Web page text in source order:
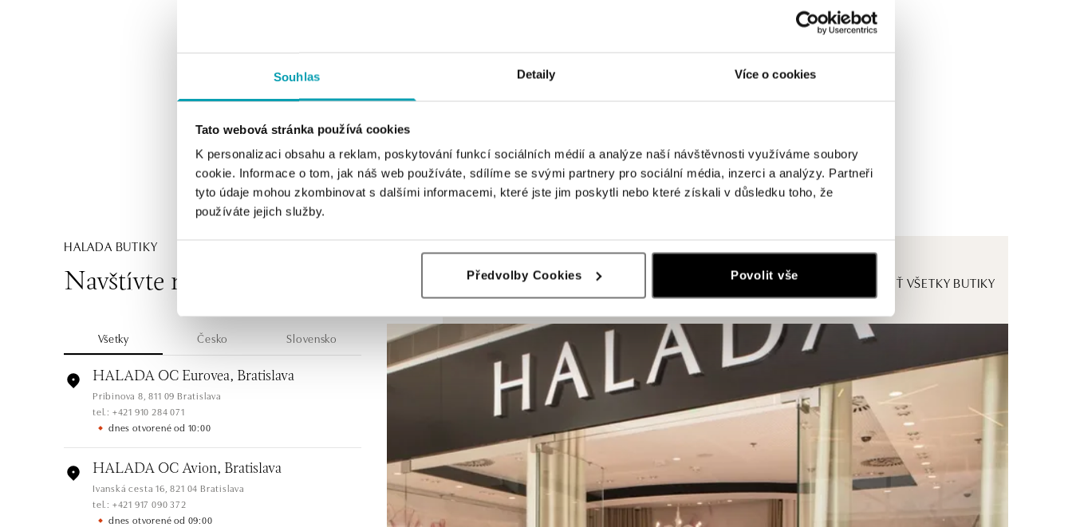
Souhlas Detaily Více o cookies
Tato webová stránka používá cookies
K personalizaci obsahu a reklam, poskytování funkcí sociálních médií a analýze naší návštěvnosti využíváme soubory
cookie. Informace o tom, jak náš web používáte, sdílíme se svými partnery pro sociální média, inzerci a analýzy. Partneři
tyto údaje mohou zkombinovat s dalšími informacemi, které jste jim poskytli nebo které získali v důsledku toho, že
používáte jejich služby.
Předvolby Cookies Povolit vše
HALADA BUTIKY
Navštívte naše butiky ZOBRAZIŤ VŠETKY BUTIKY
Všetky Česko Slovensko
HALADA OC Eurovea, Bratislava
Pribinova 8, 811 09 Bratislava
tel.: +421 910 284 071
dnes otvorené od 10:00
HALADA OC Avion, Bratislava
Ivanská cesta 16, 821 04 Bratislava
tel.: +421 917 090 372
dnes otvorené od 09:00